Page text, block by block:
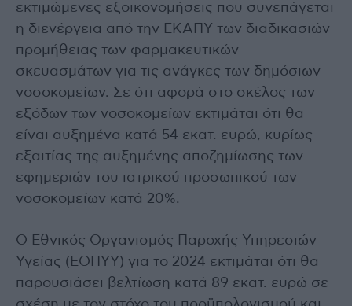
εκτιμώμενες εξοικονομήσεις που συνεπάγεται
η διενέργεια από την ΕΚΑΠΥ των διαδικασιών
προμήθειας των φαρμακευτικών
σκευασμάτων για τις ανάγκες των δημόσιων
νοσοκομείων. Σε ότι αφορά στο σκέλος των
εξόδων των νοσοκομείων εκτιμάται ότι θα
είναι αυξημένα κατά 54 εκατ. ευρώ, κυρίως
εξαιτίας της αυξημένης αποζημίωσης των
εφημεριών του ιατρικού προσωπικού των
νοσοκομείων κατά 20%.
Ο Εθνικός Οργανισμός Παροχής Υπηρεσιών
Υγείας (ΕΟΠΥΥ) για το 2024 εκτιμάται ότι θα
παρουσιάσει βελτίωση κατά 89 εκατ. ευρώ σε